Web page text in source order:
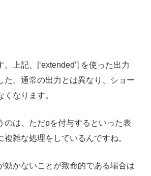
。上記、[‘extended’] を使った出力
た。通常の出力とは異なり、ショー
くなります。
のは、ただpを付与するといった表
複雑な処理をしているんですね。
効かないことが致命的である場合は